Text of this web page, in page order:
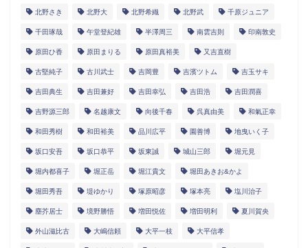
北野さき 北野大 北野希織 北野武 千原ジュニア
千田琢哉 午堂登紀雄 半澤周三 南雲吉則 印南敦史
原田ひ香 原田まりる 原田真裕美 又吉直樹
古堅純子 古川武士 吉岡豊 吉濱ツトム 吉玉サキ
吉田典生 吉田兼好 吉田幸弘 吉田浩 吉田潤喜
吉野源三郎 名越康文 向後千春 呉真由美 和氣正幸
和田秀樹 和田裕美 品川広平 園善博 地曳いく子
坂口安吾 坂口恭平 坂東誠 城山三郎 堀元見
堀内都喜子 堀正岳 堀江貴文 堀田あきお&かよ
堀田秀吾 堤ゆかり 塚原昭彦 塚本亮 塩川治子
塵芥居士 境野勝悟 増田悦佐 増田明利 夏川賀央
外山滋比古 大嶋信頼 大平一枝 大平信孝